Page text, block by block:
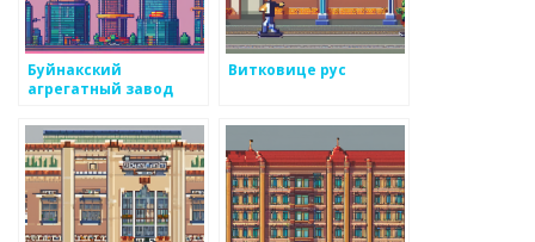
Буйнакский
агрегатный завод
Витковице рус